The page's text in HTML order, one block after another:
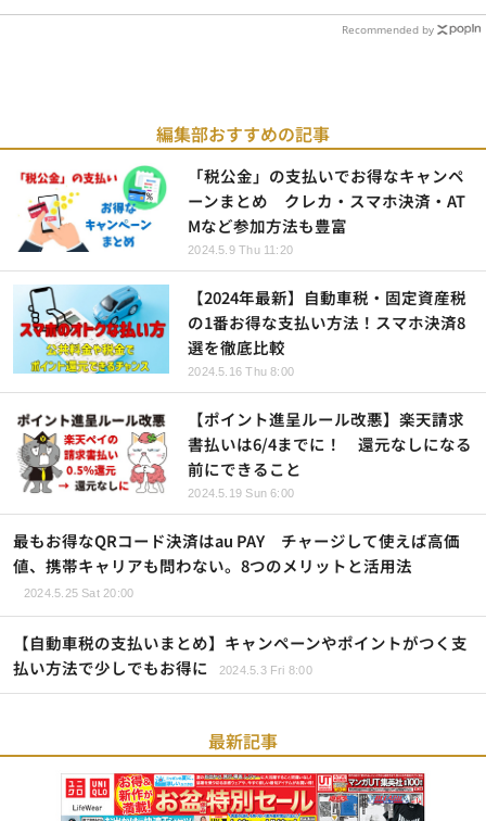
Recommended by
編集部おすすめの記事
「税公金」の支払いでお得なキャンペ
ーンまとめ クレカ・スマホ決済・AT
Mなど参加方法も豊富
2024.5.9 Thu 11:20
【2024年最新】自動車税・固定資産税
の1番お得な支払い方法！スマホ決済8
選を徹底比較
2024.5.16 Thu 8:00
【ポイント進呈ルール改悪】楽天請求
書払いは6/4までに！ 還元なしになる
前にできること
2024.5.19 Sun 6:00
最もお得なQRコード決済はau PAY チャージして使えば高価
値、携帯キャリアも問わない。8つのメリットと活用法
2024.5.25 Sat 20:00
【自動車税の支払いまとめ】キャンペーンやポイントがつく支
払い方法で少しでもお得に
2024.5.3 Fri 8:00
最新記事